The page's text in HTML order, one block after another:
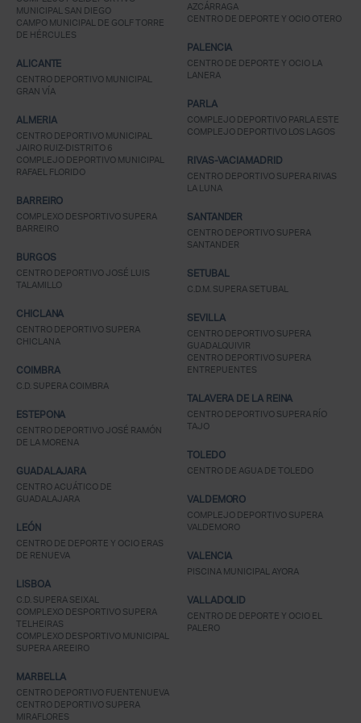
MUNICIPAL SAN DIEGO
CAMPO MUNICIPAL DE GOLF TORRE
DE HÉRCULES
ALICANTE
CENTRO DEPORTIVO MUNICIPAL
GRAN VÍA
ALMERIA
CENTRO DEPORTIVO MUNICIPAL
JAIRO RUIZ-DISTRITO 6
COMPLEJO DEPORTIVO MUNICIPAL
RAFAEL FLORIDO
BARREIRO
COMPLEXO DESPORTIVO SUPERA
BARREIRO
BURGOS
CENTRO DEPORTIVO JOSÉ LUIS
TALAMILLO
CHICLANA
CENTRO DEPORTIVO SUPERA
CHICLANA
COIMBRA
C.D. SUPERA COIMBRA
ESTEPONA
CENTRO DEPORTIVO JOSÉ RAMÓN
DE LA MORENA
GUADALAJARA
CENTRO ACUÁTICO DE
GUADALAJARA
LEÓN
CENTRO DE DEPORTE Y OCIO ERAS
DE RENUEVA
LISBOA
C.D. SUPERA SEIXAL
COMPLEXO DESPORTIVO SUPERA
TELHEIRAS
COMPLEXO DESPORTIVO MUNICIPAL
SUPERA AREEIRO
MARBELLA
CENTRO DEPORTIVO FUENTENUEVA
CENTRO DEPORTIVO SUPERA
MIRAFLORES
AZCÁRRAGA
CENTRO DE DEPORTE Y OCIO OTERO
PALENCIA
CENTRO DE DEPORTE Y OCIO LA
LANERA
PARLA
COMPLEJO DEPORTIVO PARLA ESTE
COMPLEJO DEPORTIVO LOS LAGOS
RIVAS-VACIAMADRID
CENTRO DEPORTIVO SUPERA RIVAS
LA LUNA
SANTANDER
CENTRO DEPORTIVO SUPERA
SANTANDER
SETUBAL
C.D.M. SUPERA SETUBAL
SEVILLA
CENTRO DEPORTIVO SUPERA
GUADALQUIVIR
CENTRO DEPORTIVO SUPERA
ENTREPUENTES
TALAVERA DE LA REINA
CENTRO DEPORTIVO SUPERA RÍO
TAJO
TOLEDO
CENTRO DE AGUA DE TOLEDO
VALDEMORO
COMPLEJO DEPORTIVO SUPERA
VALDEMORO
VALENCIA
PISCINA MUNICIPAL AYORA
VALLADOLID
CENTRO DE DEPORTE Y OCIO EL
PALERO